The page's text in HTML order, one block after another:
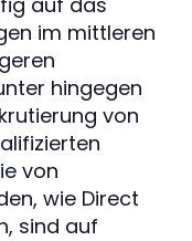
im mittleren
hingegen
von
von
wie Direct
sind auf